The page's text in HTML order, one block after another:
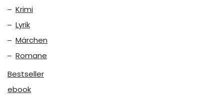
Krimi
Lyrik
Märchen
Romane
Bestseller
ebook